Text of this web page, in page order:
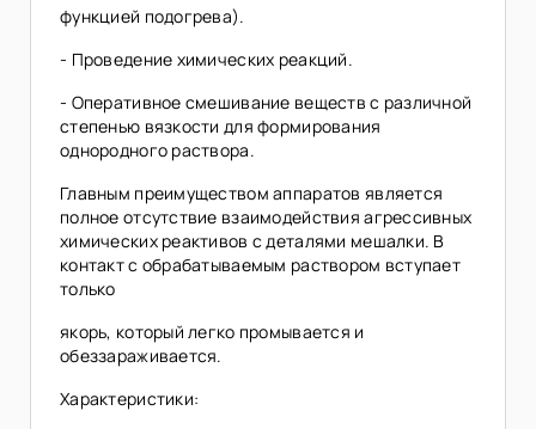
функцией подогрева).
- Проведение химических реакций.
- Оперативное смешивание веществ с различной
степенью вязкости для формирования
однородного раствора.
Главным преимуществом аппаратов является
полное отсутствие взаимодействия агрессивных
химических реактивов с деталями мешалки. В
контакт с обрабатываемым раствором вступает
только
якорь, который легко промывается и
обеззараживается.
Характеристики: